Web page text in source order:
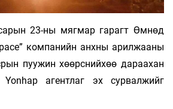
23-ны мягмар гарагт Өмнөд
компанийн анхны арилжааны
пуужин хөөрснийхөө дараахан
агентлаг эх сурвалжийг